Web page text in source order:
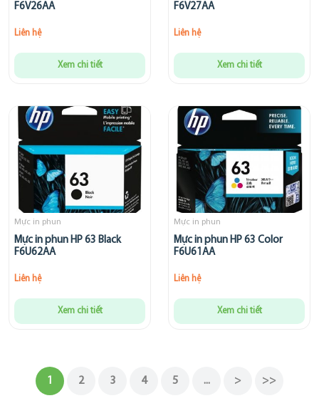
F6V26AA
Liên hệ
Xem chi tiết
F6V27AA
Liên hệ
Xem chi tiết
Mực in phun
Mực in phun HP 63 Black
F6U62AA
Liên hệ
Xem chi tiết
Mực in phun
Mực in phun HP 63 Color
F6U61AA
Liên hệ
Xem chi tiết
1 2 3 4 5 ... > >>